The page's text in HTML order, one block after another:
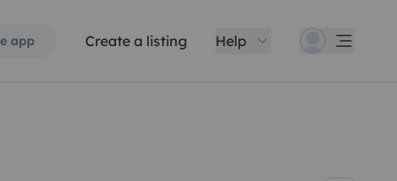
app Create a listing Help